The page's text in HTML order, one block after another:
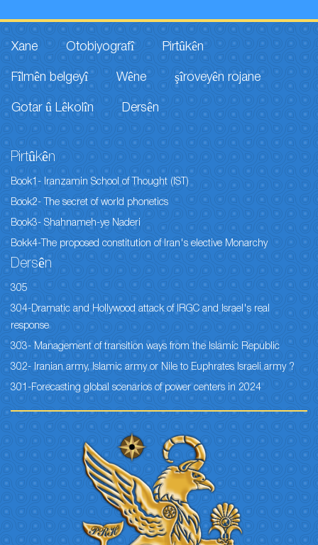
Xane Otobiyografî Pirtûkên
Fîlmên belgeyî Wêne şîroveyên rojane
Gotar û Lêkolîn Dersên
Pirtûkên
Book1- Iranzamin School of Thought (IST)
Book2- The secret of world phonetics
Book3- Shahnameh-ye Naderi
Bokk4-The proposed constitution of Iran's elective Monarchy
Dersên
305
304-Dramatic and Hollywood attack of IRGC and Israel's real
response
303- Management of transition ways from the Islamic Republic
302- Iranian army, Islamic army or Nile to Euphrates Israeli army ?
301-Forecasting global scenarios of power centers in 2024